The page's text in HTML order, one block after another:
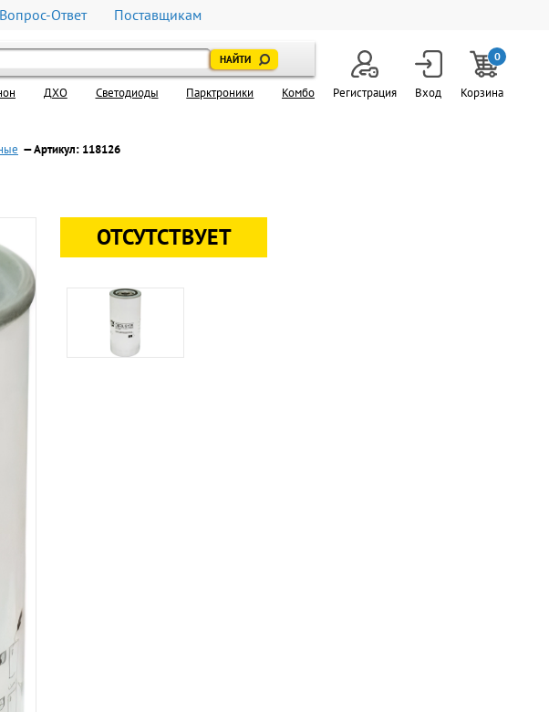
Вопрос-Ответ Поставщикам
ДХО Светодиоды Парктроники Комбо Регистрация Вход
0
Корзина
— Артикул: 118126
ОТСУТСТВУЕТ